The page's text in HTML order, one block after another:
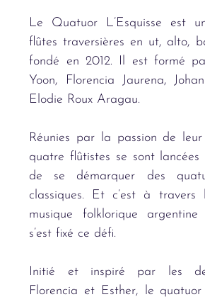
Le Quatuor L’Esquisse est
flûtes traversières en ut, alto,
fondé en 2012. Il est formé
Yoon, Florencia Jaurena,
Elodie Roux Aragau.
Réunies par la passion de
quatre flûtistes se sont lancées
de se démarquer des
classiques. Et c’est à
musique folklorique argentine
s’est fixé ce défi.
Initié et inspiré par les
Florencia et Esther, le